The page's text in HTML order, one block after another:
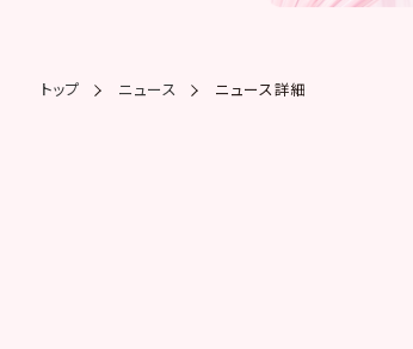
トップ ニュース ニュース詳細